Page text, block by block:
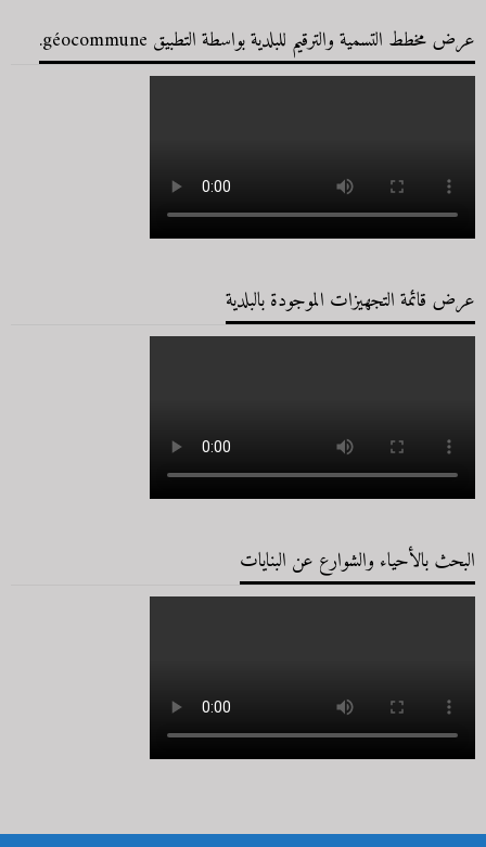
عرض مخطط التسمية والترقيم للبلدية بواسطة التطبيق géocommune.
عرض قائمة التجهيزات الموجودة بالبلدية
البحث بالأحياء والشوارع عن البنايات